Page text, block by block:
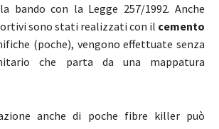
bando con la Legge 257/1992. Anche
sono stati realizzati con il cemento
(poche), vengono effettuate senza
che parta da una mappatura
anche di poche fibre killer può